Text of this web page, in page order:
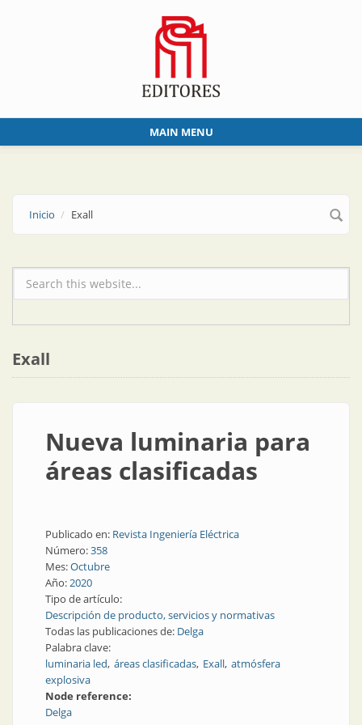
MAIN MENU
Inicio Exall
Formulario de búsqueda
Exall
Nueva luminaria para
áreas clasificadas
Publicado en: Revista Ingeniería Eléctrica
Número:358
Mes:Octubre
Año:2020
Tipo de artículo:
Descripción de producto, servicios y normativas
Todas las publicaciones de: Delga
Palabra clave:
luminaria led áreas clasificadas Exall atmósfera
explosiva
Node reference:
Delga